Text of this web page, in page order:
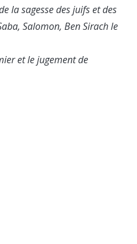
la sagesse des juifs et des
Salomon, Ben Sirach le
et le jugement de